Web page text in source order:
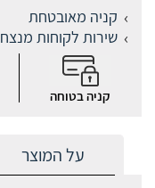
קניה מאובטחת
שירות לקוחות מנצח
קניה בטוחה
על המוצר